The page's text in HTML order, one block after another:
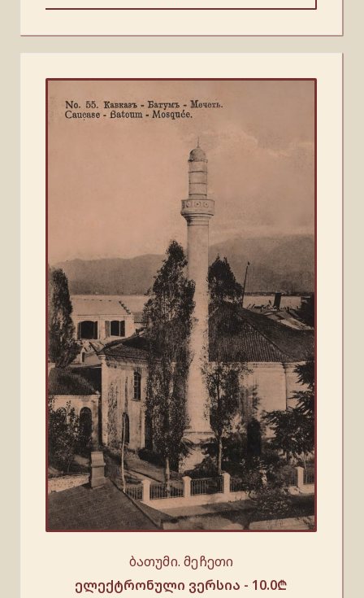
ბათუმი. მეჩეთი
ელექტრონული ვერსია - 10.0₾